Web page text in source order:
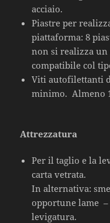
acciaio.
Piastre per
piattaforma: 8
non si realizza un
compatibile col
Viti autofilettanti
minimo. Almeno
Attrezzatura
Per il taglio e la
carta vetrata.
In alternativa:
opportune lame
levigatura.